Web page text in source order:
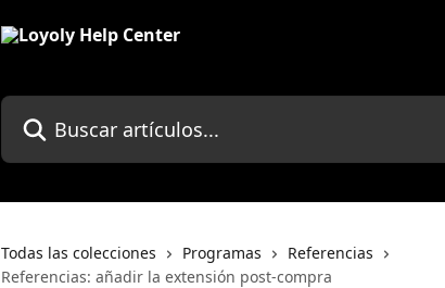
Buscar artículos...
Todas las colecciones Programas
Referencias
Referencias: añadir la extensión post-compra